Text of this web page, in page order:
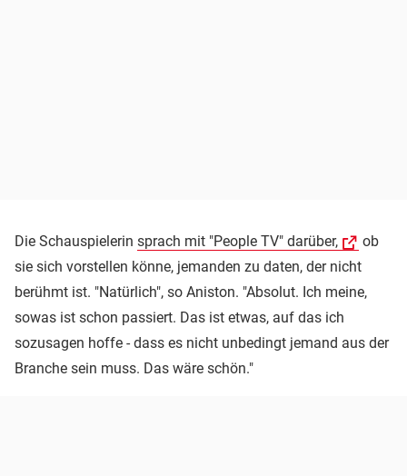
Die Schauspielerin sprach mit "People TV" darüber,
ob
sie sich vorstellen könne, jemanden zu daten, der nicht
berühmt ist. "Natürlich", so Aniston. "Absolut. Ich meine,
sowas ist schon passiert. Das ist etwas, auf das ich
sozusagen hoffe - dass es nicht unbedingt jemand aus der
Branche sein muss. Das wäre schön."